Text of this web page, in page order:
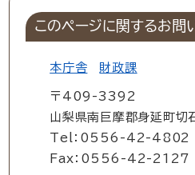
このページに関するお問
本庁舎 財政課
〒409-3392
山梨県南巨摩郡身延町
Tel：0556-42-4802
Fax：0556-42-2127